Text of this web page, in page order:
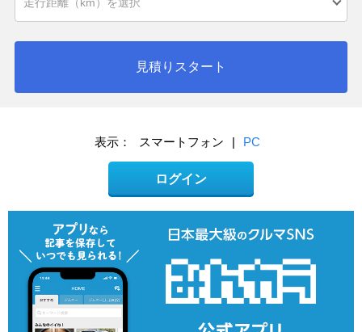
見積りスタート
表示： スマートフォン | PC
ログイン